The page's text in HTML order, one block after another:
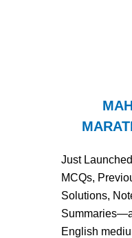
Just
MCQs,
Solutions,
English